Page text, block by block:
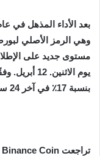
بنسبة 17٪ في آخر 24 ساعة ، و 69٪ في الأيام السبعة الماضية.